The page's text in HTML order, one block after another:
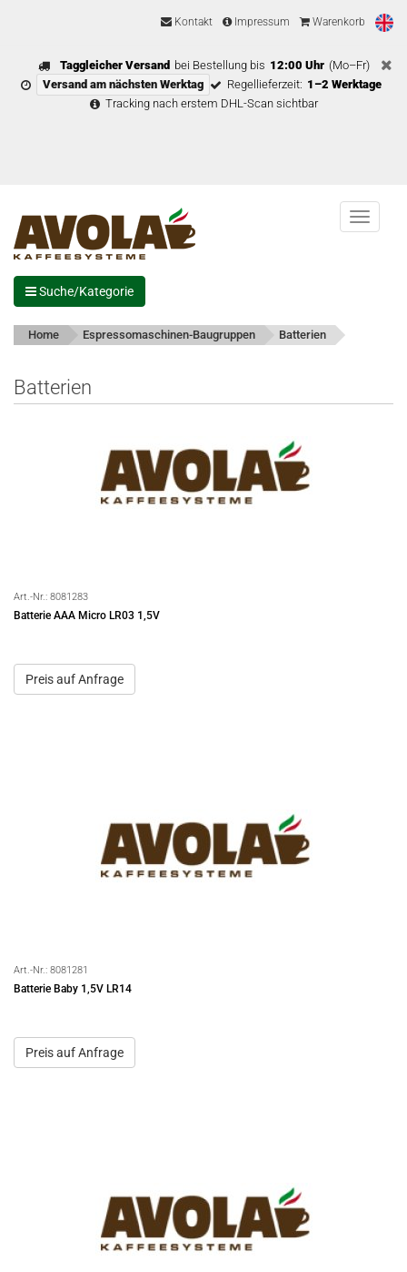
Kontakt Impressum Warenkorb
Taggleicher Versand bei Bestellung bis 12:00 Uhr (Mo–Fr)
Versand am nächsten Werktag
Regellieferzeit: 1–2 Werktage
Tracking nach erstem DHL-Scan sichtbar
Menu
Suche/Kategorie
Home Espressomaschinen-Baugruppen Batterien
Batterien
Art.-Nr.: 8081283
Batterie AAA Micro LR03 1,5V
Preis auf Anfrage
Art.-Nr.: 8081281
Batterie Baby 1,5V LR14
Preis auf Anfrage